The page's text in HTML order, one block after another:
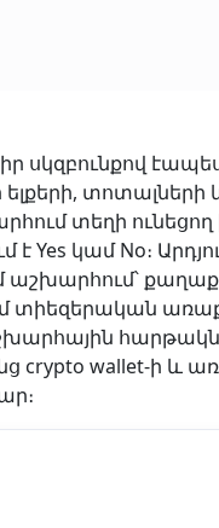
սկզբունքով
տոտալների
տեղի ունեցող
կամ No։
աշխարհում՝
crypto wallet-ի և